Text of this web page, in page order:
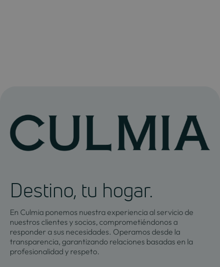
Destino, tu hogar.
En Culmia ponemos nuestra experiencia al servicio de
nuestros clientes y socios, comprometiéndonos a
responder a sus necesidades. Operamos desde la
transparencia, garantizando relaciones basadas en la
profesionalidad y respeto.